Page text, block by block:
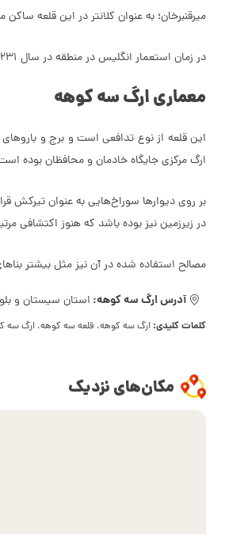
میرقنبرخان؛ به عنوان کلانتر در این قلعه ساکن می‌شود. این قلعه در تاریخ 12 بهمن 1381 با
در زمان استعمار انگلیس در منطقه در سال 1231 هجری خورشیدی پرچم ایران برای اولین بار بر بالای این قلعه افراشته شد و آخرین حاکم سیستان در زمان قاجار نیز در این قلعه سکنی داشت.
معماری ارگ سه کوهه
ارگ مرکزی جایگاه خادمان و محافظان بوده
در زیرزمین نیز بوده باشد که هنوز اکتشافی
مصالح استفاده شده در آن نیز مثل بیشتر
آدرس ارگ سه کوهه: استان سیستان و
کلمات کلیدی: ارگ سه کوهه، قلعه سه کوهه، ارگ سه
مکان‌های نزدیک